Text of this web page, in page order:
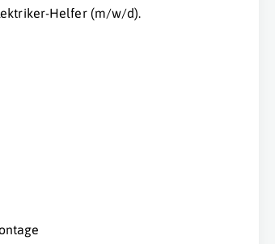
Helfer (m/w/d).